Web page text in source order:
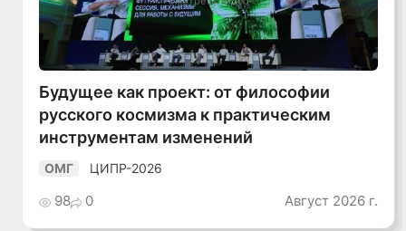
Будущее как проект: от философии
русского космизма к практическим
инструментам изменений
ОМГ ЦИПР-2026
98 0 Август 2026 г.